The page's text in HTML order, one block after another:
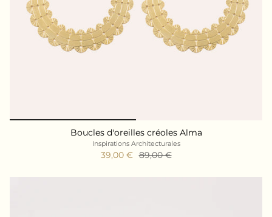
Boucles d'oreilles créoles Alma
Inspirations Architecturales
39,00 € 89,00 €